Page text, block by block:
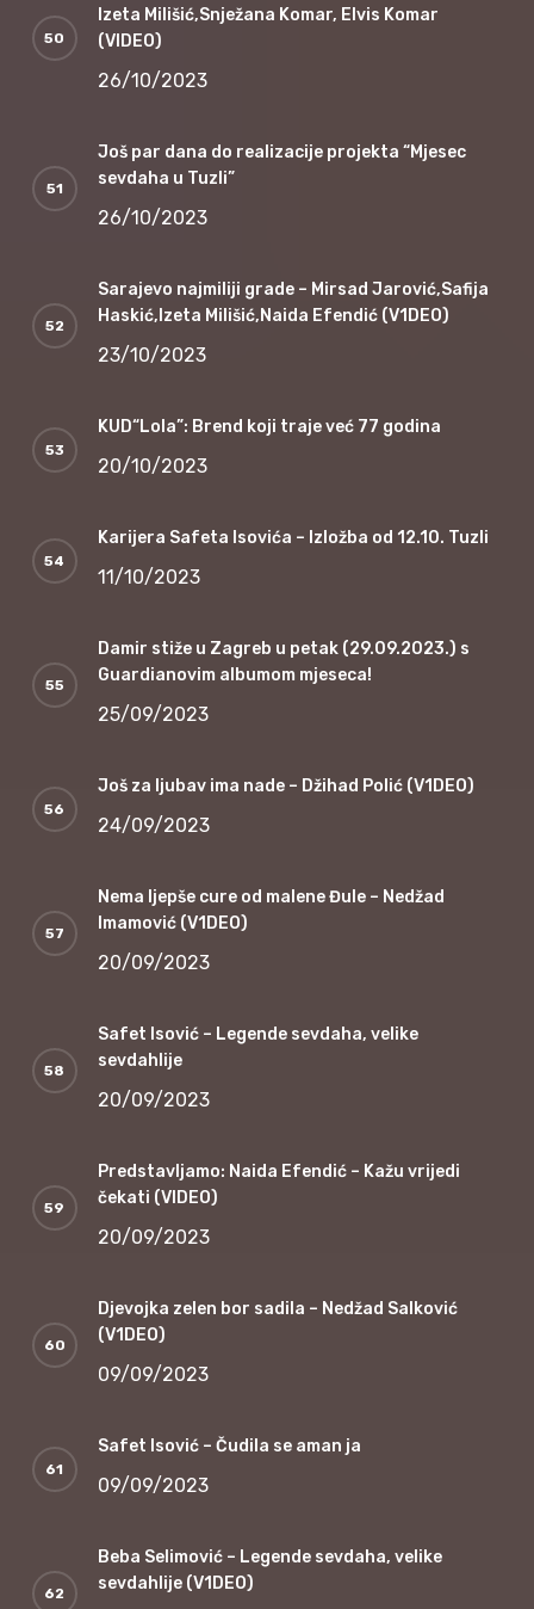
Izeta Milišić,Snježana Komar, Elvis Komar
(VIDEO)
26/10/2023
Još par dana do realizacije projekta “Mjesec
sevdaha u Tuzli”
26/10/2023
Sarajevo najmiliji grade – Mirsad Jarović,Safija
Haskić,Izeta Milišić,Naida Efendić (V1DEO)
23/10/2023
KUD“Lola”: Brend koji traje već 77 godina
20/10/2023
Karijera Safeta Isovića – Izložba od 12.10. Tuzli
11/10/2023
Damir stiže u Zagreb u petak (29.09.2023.) s
Guardianovim albumom mjeseca!
25/09/2023
Još za ljubav ima nade – Džihad Polić (V1DEO)
24/09/2023
Nema ljepše cure od malene Đule – Nedžad
Imamović (V1DEO)
20/09/2023
Safet Isović – Legende sevdaha, velike
sevdahlije
20/09/2023
Predstavljamo: Naida Efendić – Kažu vrijedi
čekati (VIDEO)
20/09/2023
Djevojka zelen bor sadila – Nedžad Salković
(V1DEO)
09/09/2023
Safet Isović – Čudila se aman ja
09/09/2023
Beba Selimović – Legende sevdaha, velike
sevdahlije (V1DEO)